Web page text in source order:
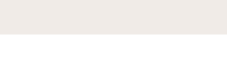
Снимайте ваше украшение перед купанием (и в море, и в